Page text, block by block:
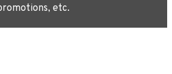
etc.